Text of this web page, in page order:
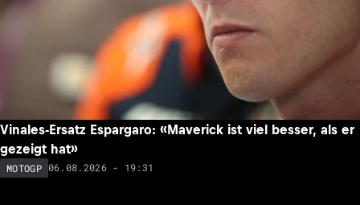
Vinales-Ersatz Espargaro: «Maverick ist viel besser, als er
gezeigt hat»
MOTOGP 06.08.2026 - 19:31